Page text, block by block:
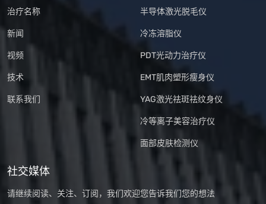
治疗名称
新闻
视频
技术
联系我们
半导体激光脱毛仪
冷冻溶脂仪
PDT光动力治疗仪
EMT肌肉塑形瘦身仪
YAG激光祛斑祛纹身仪
冷等离子美容治疗仪
面部皮肤检测仪
社交媒体
请继续阅读、关注、订阅，我们欢迎您告诉我们您的想法